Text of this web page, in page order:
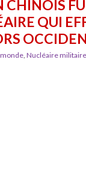
CHINOIS
QUI
, Nucléaire militaire